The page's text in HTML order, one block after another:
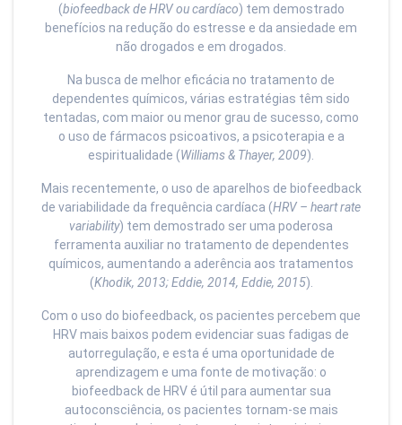
(biofeedback de HRV ou cardíaco) tem demostrado
benefícios na redução do estresse e da ansiedade em
não drogados e em drogados.
Na busca de melhor eficácia no tratamento de
dependentes químicos, várias estratégias têm sido
tentadas, com maior ou menor grau de sucesso, como
o uso de fármacos psicoativos, a psicoterapia e a
espiritualidade (Williams & Thayer, 2009).
Mais recentemente, o uso de aparelhos de biofeedback
de variabilidade da frequência cardíaca (HRV – heart rate
variability) tem demostrado ser uma poderosa
ferramenta auxiliar no tratamento de dependentes
químicos, aumentando a aderência aos tratamentos
(Khodik, 2013; Eddie, 2014, Eddie, 2015).
Com o uso do biofeedback, os pacientes percebem que
HRV mais baixos podem evidenciar suas fadigas de
autorregulação, e esta é uma oportunidade de
aprendizagem e uma fonte de motivação: o
biofeedback de HRV é útil para aumentar sua
autoconsciência, os pacientes tornam-se mais